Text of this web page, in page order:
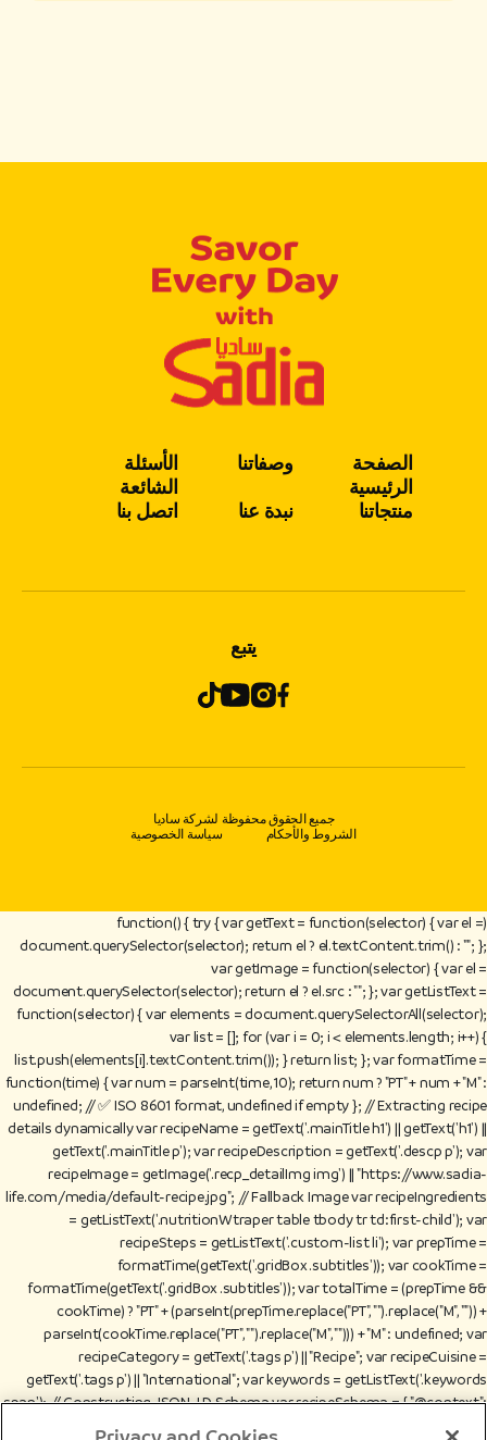
الصفحة
الرئيسية
منتجاتنا
وصفاتنا
نبدة عنا
الأسئلة
الشائعة
اتصل بنا
يتبع
جميع الحقوق محفوظة لشركة ساديا
الشروط والأحكام
سياسة الخصوصية
(function() { try { var getText = function(selector) { var el =
document.querySelector(selector); return el ? el.textContent.trim() : ""; };
var getImage = function(selector) { var el =
document.querySelector(selector); return el ? el.src : ""; }; var getListText =
function(selector) { var elements = document.querySelectorAll(selector);
var list = []; for (var i = 0; i < elements.length; i++) {
list.push(elements[i].textContent.trim()); } return list; }; var formatTime =
function(time) { var num = parseInt(time, 10); return num ? "PT" + num + "M" :
undefined; // ✅ ISO 8601 format, undefined if empty }; // Extracting recipe
details dynamically var recipeName = getText('.mainTitle h1') || getText('h1') ||
getText('.mainTitle p'); var recipeDescription = getText('.descp p'); var
recipeImage = getImage('.recp_detailImg img') || "https://www.sadia-
life.com/media/default-recipe.jpg"; // Fallback Image var recipeIngredients
= getListText('.nutritionWtraper table tbody tr td:first-child'); var
recipeSteps = getListText('.custom-list li'); var prepTime =
formatTime(getText('.gridBox .subtitles')); var cookTime =
formatTime(getText('.gridBox .subtitles')); var totalTime = (prepTime &&
cookTime) ? "PT" + (parseInt(prepTime.replace("PT", "").replace("M", "")) +
parseInt(cookTime.replace("PT", "").replace("M", ""))) + "M" : undefined; var
recipeCategory = getText('.tags p') || "Recipe"; var recipeCuisine =
getText('.tags p') || "International"; var keywords = getListText('.keywords
span'); // Constructing JSON-LD Schema var recipeSchema = { "@context":
"https://schema.org", "@type": "Recipe", "name": recipeName, "description":